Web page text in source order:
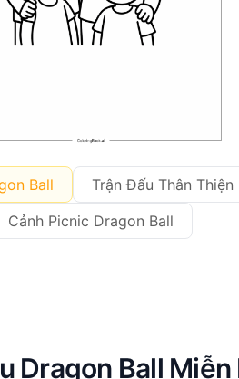
Ball
Trận Đấu Thân Thiện
Cảnh Picnic Dragon Ball
Dragon Ball Miễn